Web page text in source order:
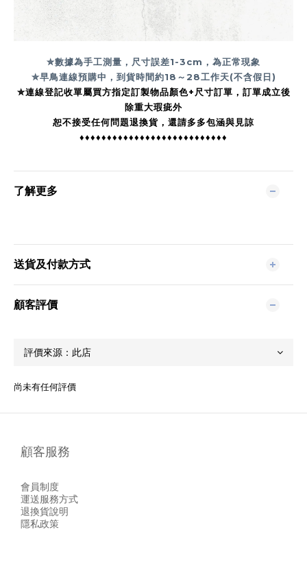
✮數據為手工測量，尺寸誤差1-3cm，為正常現象
✮早鳥連線預購中，到貨時間約18 ～28工作天(不含假日)
✮連線登記收單屬買方指定訂製物品顏色+尺寸訂單，訂單成立後
除重大瑕疵外
恕不接受任何問題退換貨，還請多多包涵與見諒
♦♦♦♦♦♦♦♦♦♦♦♦♦♦♦♦♦♦♦♦♦♦♦♦♦♦♦
了解更多
送貨及付款方式
顧客評價
尚未有任何評價
顧客服務
會員制度
運送服務方式
退換貨說明
隱私政策